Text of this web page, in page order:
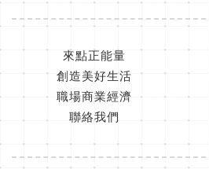
來點正能量
創造美好生活
職場商業經濟
聯絡我們